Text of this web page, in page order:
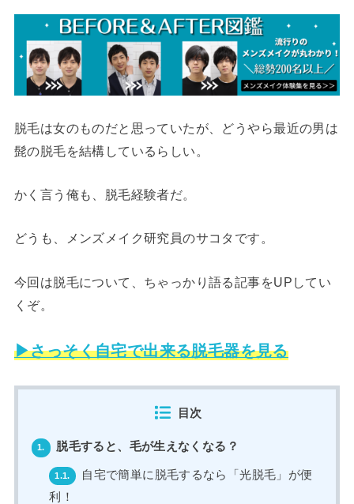
脱毛は女のものだと思っていたが、どうやら最近の男は
髭の脱毛を結構しているらしい。
かく言う俺も、脱毛経験者だ。
どうも、メンズメイク研究員のサコタです。
今回は脱毛について、ちゃっかり語る記事をUPしてい
くぞ。
▶さっそく自宅で出来る脱毛器を見る
目次
1. 脱毛すると、毛が生えなくなる？
1.1.
自宅で簡単に脱毛するなら「光脱毛」が便
利！